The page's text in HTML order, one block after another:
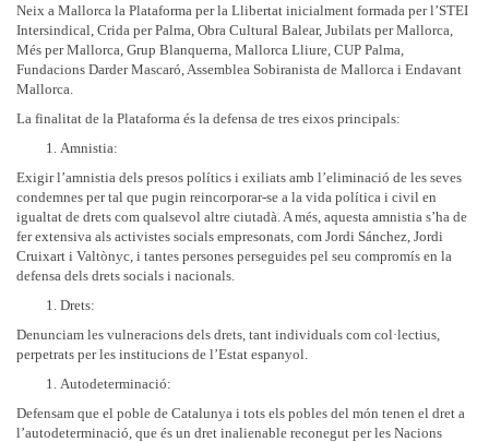
Neix a Mallorca la Plataforma per la Llibertat inicialment formada per l’STEI
Intersindical, Crida per Palma, Obra Cultural Balear, Jubilats per Mallorca,
Més per Mallorca, Grup Blanquerna, Mallorca Lliure, CUP Palma,
Fundacions Darder Mascaró, Assemblea Sobiranista de Mallorca i Endavant
Mallorca.
La finalitat de la Plataforma és la defensa de tres eixos principals:
Amnistia:
Exigir l’amnistia dels presos polítics i exiliats amb l’eliminació de les seves
condemnes per tal que pugin reincorporar-se a la vida política i civil en
igualtat de drets com qualsevol altre ciutadà. A més, aquesta amnistia s’ha de
fer extensiva als activistes socials empresonats, com Jordi Sánchez, Jordi
Cruixart i Valtònyc, i tantes persones perseguides pel seu compromís en la
defensa dels drets socials i nacionals.
Drets:
Denunciam les vulneracions dels drets, tant individuals com col·lectius,
perpetrats per les institucions de l’Estat espanyol.
Autodeterminació:
Defensam que el poble de Catalunya i tots els pobles del món tenen el dret a
l’autodeterminació, que és un dret inalienable reconegut per les Nacions